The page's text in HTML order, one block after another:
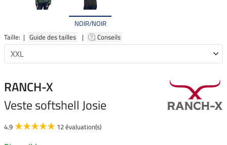
NOIR/NOIR
Taille: | Guide des tailles | Conseils
RANCH-X
Veste softshell Josie
4.9 12 évaluation(s)